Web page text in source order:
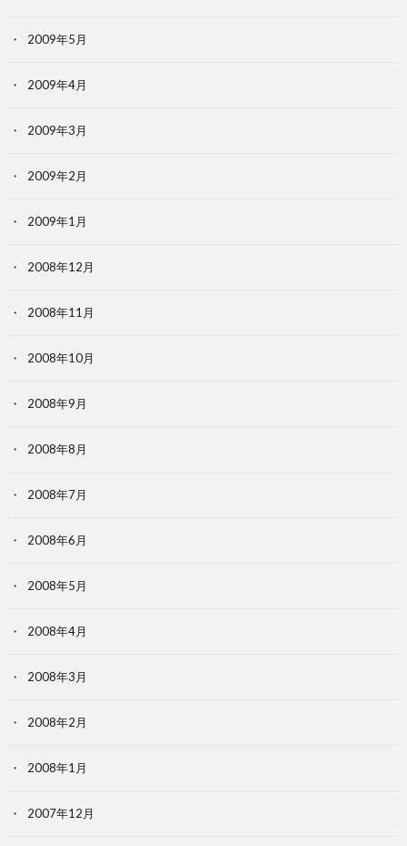
2009年5月
2009年4月
2009年3月
2009年2月
2009年1月
2008年12月
2008年11月
2008年10月
2008年9月
2008年8月
2008年7月
2008年6月
2008年5月
2008年4月
2008年3月
2008年2月
2008年1月
2007年12月